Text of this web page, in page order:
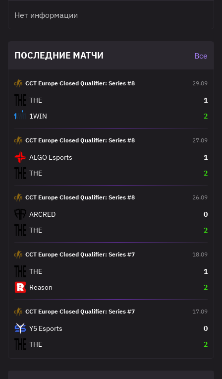
Нет информации
ПОСЛЕДНИЕ МАТЧИ Все
CCT Europe Closed Qualifier: Series #8 29.09
THE
1
1WIN
2
CCT Europe Closed Qualifier: Series #8 27.09
ALGO Esports
1
THE
2
CCT Europe Closed Qualifier: Series #8 26.09
ARCRED
0
THE
2
CCT Europe Closed Qualifier: Series #7 18.09
THE
1
Reason
2
CCT Europe Closed Qualifier: Series #7 17.09
Y5 Esports
0
THE
2